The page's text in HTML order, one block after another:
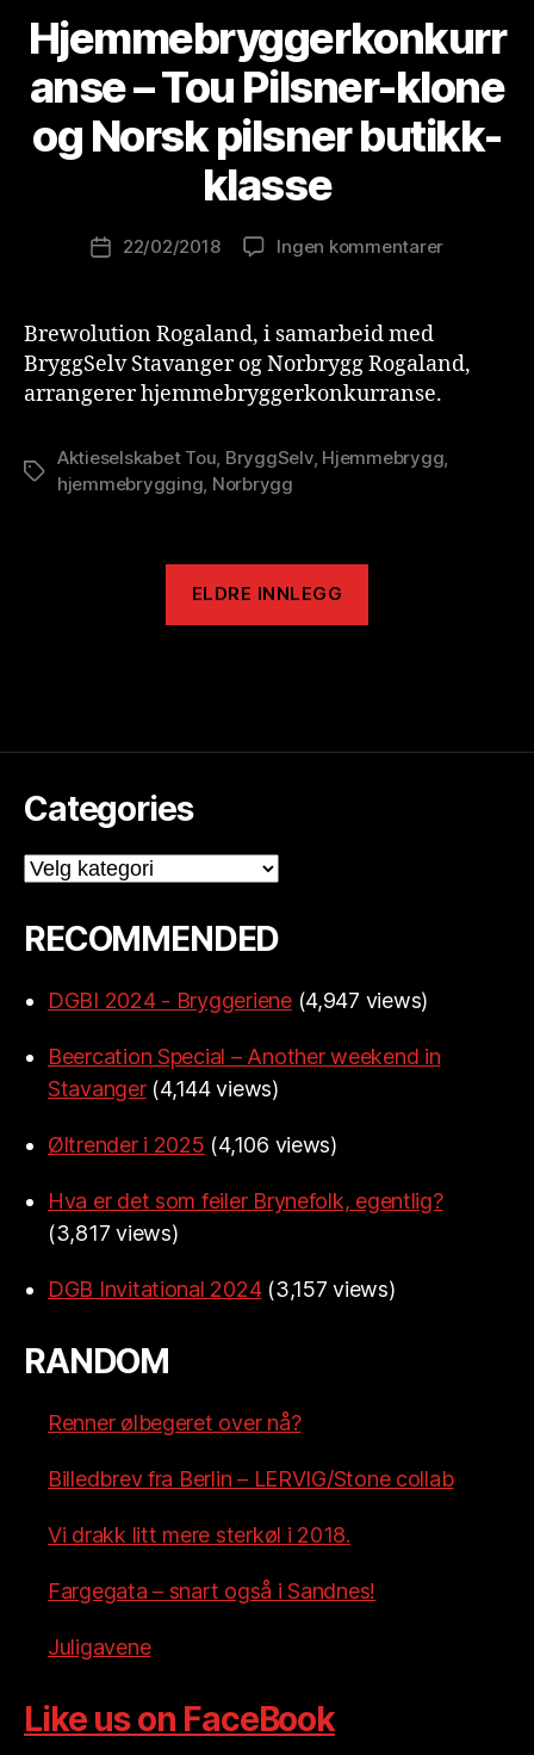
Hjemmebryggerkonkurr
anse – Tou Pilsner-klone
og Norsk pilsner butikk-
klasse
Innleggsforfatter
v
r
w
l
o
is
t
Publiseringsdato
22/02/2018 Ingen kommentarertil
Pilsner-
klone
pilsner
Brewolution Rogaland, i samarbeid med
BryggSelv Stavanger og Norbrygg Rogaland,
arrangerer hjemmebryggerkonkurranse.
Stikkord
Aktieselskabet Tou BryggSelv, Hjemmebrygg
hjemmebrygging Norbrygg
ELDRE INNLEGG
Categories
Categories
RECOMMENDED
DGBI 2024 - Bryggeriene (4,947 views)
Beercation Special – Another weekend in
Stavanger (4,144 views)
Øltrender i 2025 (4,106 views)
Hva er det som feiler Brynefolk, egentlig?
(3,817 views)
DGB Invitational 2024 (3,157 views)
RANDOM
Renner ølbegeret over nå?
Billedbrev fra Berlin – LERVIG/Stone collab
Vi drakk litt mere sterkøl i 2018.
Fargegata – snart også i Sandnes!
Juligavene
Like us on FaceBook